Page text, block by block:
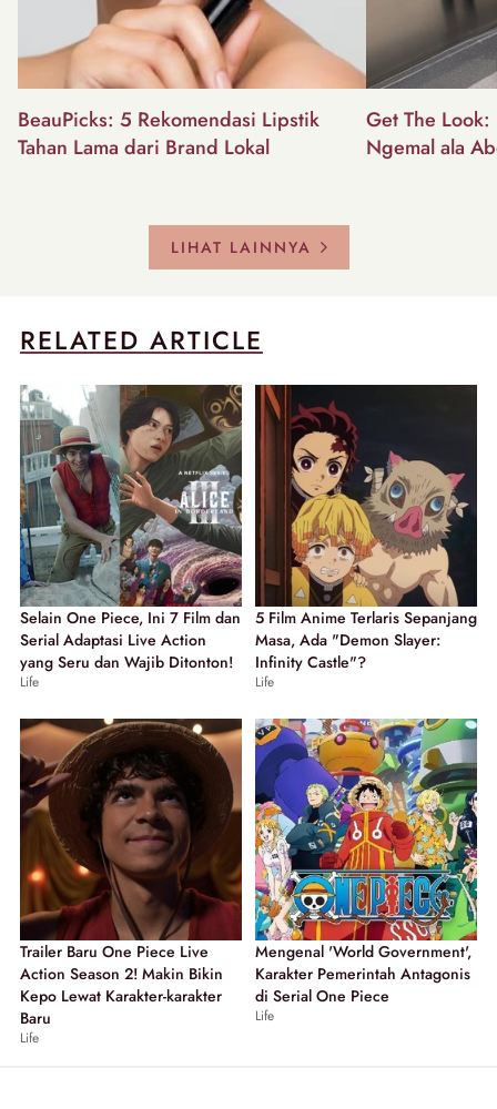
BeauPicks: 5 Rekomendasi Lipstik
Tahan Lama dari Brand Lokal
Get The
Ngemal ala
LIHAT LAINNYA
RELATED ARTICLE
Selain One Piece, Ini 7 Film dan
Serial Adaptasi Live Action
yang Seru dan Wajib Ditonton!
Life
5 Film Anime Terlaris Sepanjang
Masa, Ada "Demon Slayer:
Infinity Castle"?
Life
Trailer Baru One Piece Live
Action Season 2! Makin Bikin
Kepo Lewat Karakter-karakter
Baru
Life
Mengenal 'World Government',
Karakter Pemerintah Antagonis
di Serial One Piece
Life